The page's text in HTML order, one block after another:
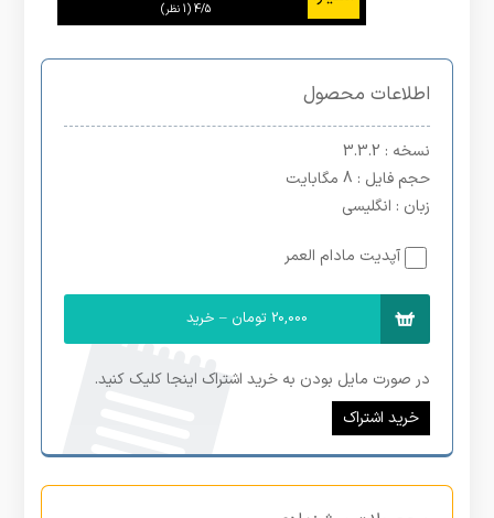
4/5 ‫(1 نظر)
اطلاعات محصول
نسخه : 3.3.2
حجم فایل : 8 مگابایت
زبان : انگلیسی
آپدیت مادام العمر
20,000 تومان – خرید
در صورت مایل بودن به خرید اشتراک اینجا کلیک کنید.
خرید اشتراک